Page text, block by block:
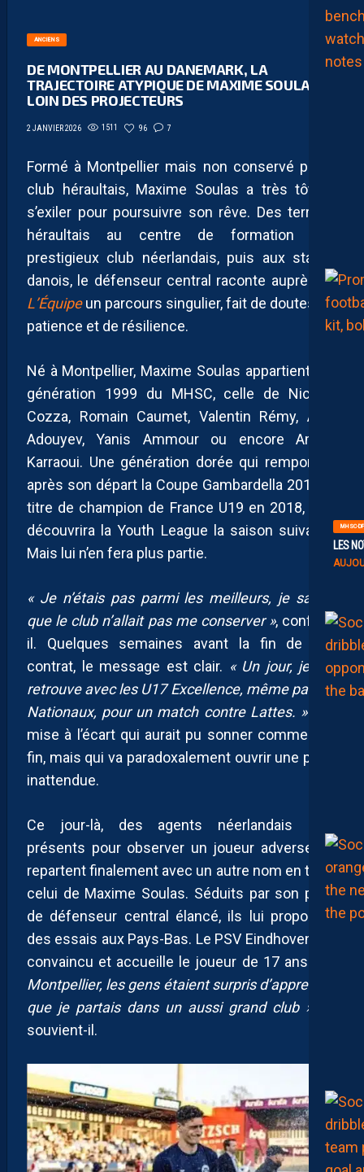
MHSC-
LES
ANCIENS
DE MONTPELLIER AU DANEMARK, LA
TRAJECTOIRE ATYPIQUE DE MAXIME SOULAS
LOIN DES PROJECTEURS
2 JANVIER 2026 1511 96 7
Formé à Montpellier mais non conservé par le
club héraultais, Maxime Soulas a très tôt dû
s’exiler pour poursuivre son rêve. Des terrains
héraultais au centre de formation d’un
prestigieux club néerlandais, puis aux stades
danois, le défenseur central raconte auprès de
L’Équipeun parcours singulier, fait de doutes, de
patience et de résilience.
Né à Montpellier, Maxime Soulas appartient à la
génération 1999 du MHSC, celle de Nicolas
Cozza, Romain Caumet, Valentin Rémy, Amir
Adouyev, Yanis Ammour ou encore Amine
Karraoui. Une génération dorée qui remportera
après son départ la Coupe Gambardella 2017, le
titre de champion de France U19 en 2018, puis
découvrira la Youth League la saison suivante.
Mais lui n’en fera plus partie.
« Je n’étais pas parmi les meilleurs, je savais
que le club n’allait pas me conserver », confie-t-
il. Quelques semaines avant la fin de son
contrat, le message est clair. « Un jour, je me
retrouve avec les U17 Excellence, même pas les
Nationaux, pour un match contre Lattes. »Une
mise à l’écart qui aurait pu sonner comme une
fin, mais qui va paradoxalement ouvrir une porte
inattendue.
Ce jour-là, des agents néerlandais sont
présents pour observer un joueur adverse. Ils
repartent finalement avec un autre nom en tête :
celui de Maxime Soulas. Séduits par son profil
de défenseur central élancé, ils lui proposent
des essais aux Pays-Bas. Le PSV Eindhoven est
convaincu et accueille le joueur de 17 ans.
Montpellier, les gens étaient surpris d’apprendre
que je partais dans un aussi grand club »
souvient-il.